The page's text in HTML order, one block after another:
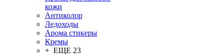
кожи
Антиколор
Ледоходы
Арома стикеры
Кремы
+ ЕЩЕ 23